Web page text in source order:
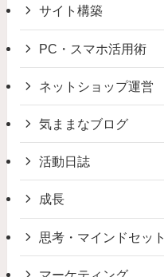
サイト構築
PC・スマホ活用術
ネットショップ運営
気ままなブログ
活動日誌
成長
思考・マインドセット